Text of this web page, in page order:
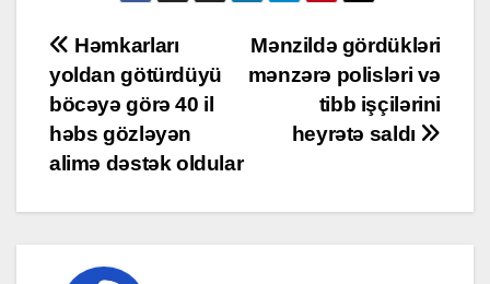
Post
navigation
Mənzildə gördükləri
mənzərə polisləri və
tibb işçilərini
heyrətə saldı
Həmkarları
yoldan götürdüyü
böcəyə görə 40 il
həbs gözləyən
alimə dəstək oldular